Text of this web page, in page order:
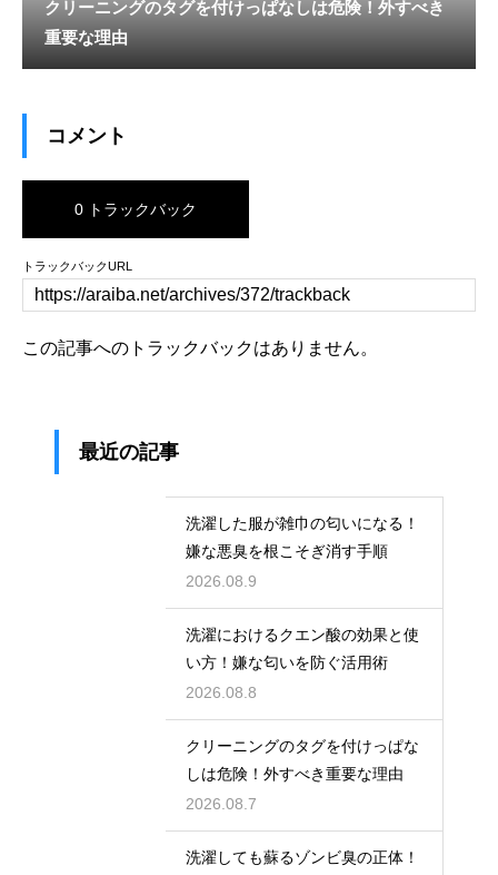
クリーニングのタグを付けっぱなしは危険！外すべき
重要な理由
コメント
0 トラックバック
トラックバックURL
この記事へのトラックバックはありません。
最近の記事
洗濯した服が雑巾の匂いになる！
嫌な悪臭を根こそぎ消す手順
2026.08.9
洗濯におけるクエン酸の効果と使
い方！嫌な匂いを防ぐ活用術
2026.08.8
クリーニングのタグを付けっぱな
しは危険！外すべき重要な理由
2026.08.7
洗濯しても蘇るゾンビ臭の正体！